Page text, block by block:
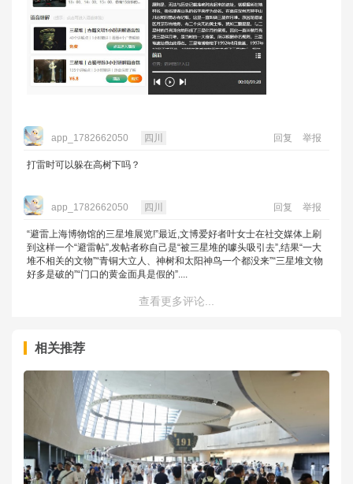
app_1782662050 四川 回复 举报
打雷时可以躲在高树下吗？
app_1782662050 四川 回复 举报
“避雷上海博物馆的三星堆展览!”最近,文博爱好者叶女士在社交媒体上刷
到这样一个“避雷帖”,发帖者称自己是“被三星堆的噱头吸引去”,结果“一大
堆不相关的文物”“青铜大立人、神树和太阳神鸟一个都没来”“三星堆文物
好多是破的”“门口的黄金面具是假的”....
查看更多评论...
相关推荐